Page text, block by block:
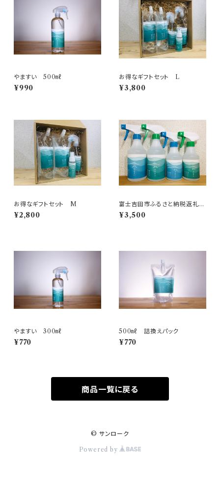
やますい 500㎖
¥990
お得なギフトセット L
¥3,800
お得なギフトセット M
¥2,800
富士吉田市ふるさと納税返礼品
セット
¥3,500
やますい 300㎖
¥770
500㎖ 詰換えパック
¥770
商品一覧に戻る
© サンローク
Powered by